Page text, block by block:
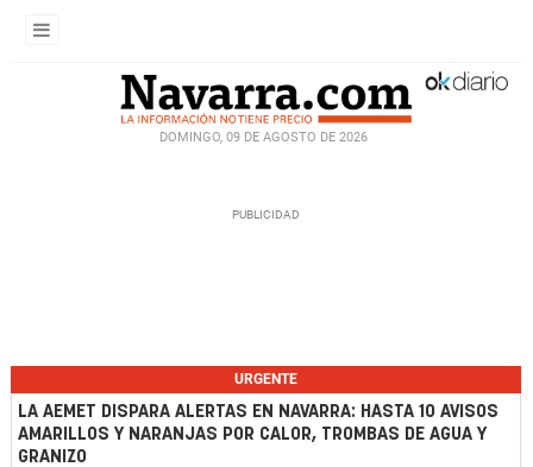
DOMINGO, 09 DE AGOSTO DE 2026
URGENTE
LA AEMET DISPARA ALERTAS EN NAVARRA: HASTA 10 AVISOS
AMARILLOS Y NARANJAS POR CALOR, TROMBAS DE AGUA Y
GRANIZO